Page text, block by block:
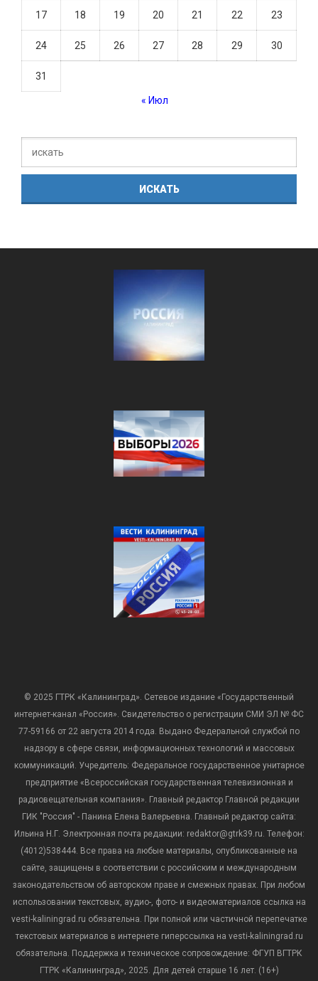
17 18 19 20 21 22 23
24 25 26 27 28 29 30
31
« Июл
© 2025 ГТРК «Калининград». Сетевое издание «Государственный
интернет-канал «Россия». Свидетельство о регистрации СМИ ЭЛ № ФС
77-59166 от 22 августа 2014 года. Выдано Федеральной службой по
надзору в сфере связи, информационных технологий и массовых
коммуникаций. Учредитель: Федеральное государственное унитарное
предприятие «Всероссийская государственная телевизионная и
радиовещательная компания». Главный редактор Главной редакции
ГИК "Россия" - Панина Елена Валерьевна. Главный редактор сайта:
Ильина Н.Г. Электронная почта редакции: redaktor@gtrk39.ru. Телефон:
(4012)538444. Все права на любые материалы, опубликованные на
сайте, защищены в соответствии с российским и международным
законодательством об авторском праве и смежных правах. При любом
использовании текстовых, аудио-, фото- и видеоматериалов ссылка на
vesti-kaliningrad.ru обязательна. При полной или частичной перепечатке
текстовых материалов в интернете гиперссылка на vesti-kaliningrad.ru
обязательна. Поддержка и техническое сопровождение: ФГУП ВГТРК
ГТРК «Калининград», 2025. Для детей старше 16 лет. (16+)